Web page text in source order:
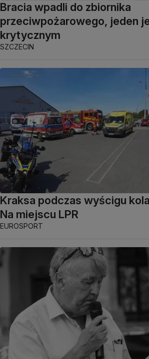
Bracia wpadli do zbiornika
przeciwpożarowego, jeden
krytycznym
SZCZECIN
Kraksa podczas wyścigu
Na miejscu LPR
EUROSPORT